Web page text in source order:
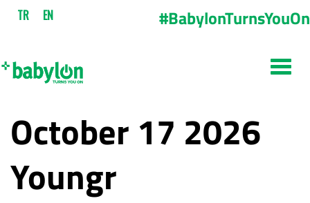
TR EN #BabylonTurnsYouOn
October 17 2026
Youngr